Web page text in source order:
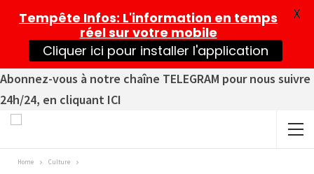
Abonnez-vous à notre chaîne TELEGRAM pour nous suivre
24h/24, en cliquant ICI
Home Culture
Tempête Infos: L'information en temps
réel sur votre mobile
Cliquer ici pour installer l'application
X